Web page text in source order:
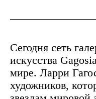
Сегодня сеть
искусства
мире. Ларри
художников,